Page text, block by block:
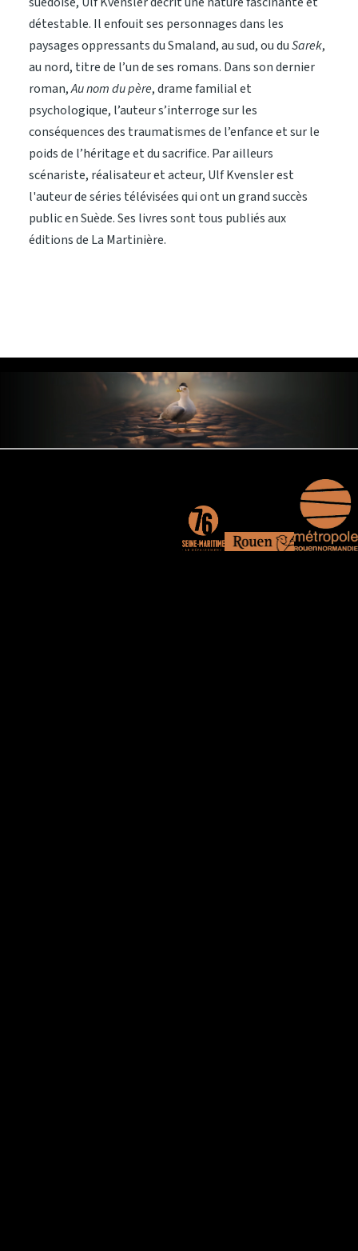
détestable. Il enfouit ses personnages dans les
paysages oppressants du Smaland, au sud, ou duSarek,
au nord, titre de l’un de ses romans. Dans son dernier
roman,Au nom du père, drame familial et
psychologique, l’auteur s’interroge sur les
conséquences des traumatismes de l’enfance et sur le
poids de l’héritage et du sacrifice. Par ailleurs
scénariste, réalisateur et acteur, Ulf Kvensler est
l'auteur de séries télévisées qui ont un grand succès
public en Suède. Ses livres sont tous publiés aux
éditions de La Martinière.